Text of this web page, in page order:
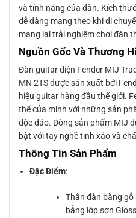
và tính năng của đàn. Kích
dễ dàng mang theo khi di
mang lại trải nghiệm chơi đàn
Nguồn Gốc Và Thương
Đàn guitar điện Fender MIJ
MN 2TS được sản xuất bởi
hiệu guitar hàng đầu thế giới.
thế của mình với những sản
độc đáo. Dòng sản phẩm MIJ
bật với tay nghề tinh xảo và
Thông Tin Sản Phẩm
Đặc Điểm:
Thân đàn bằng
bằng lớp sơn